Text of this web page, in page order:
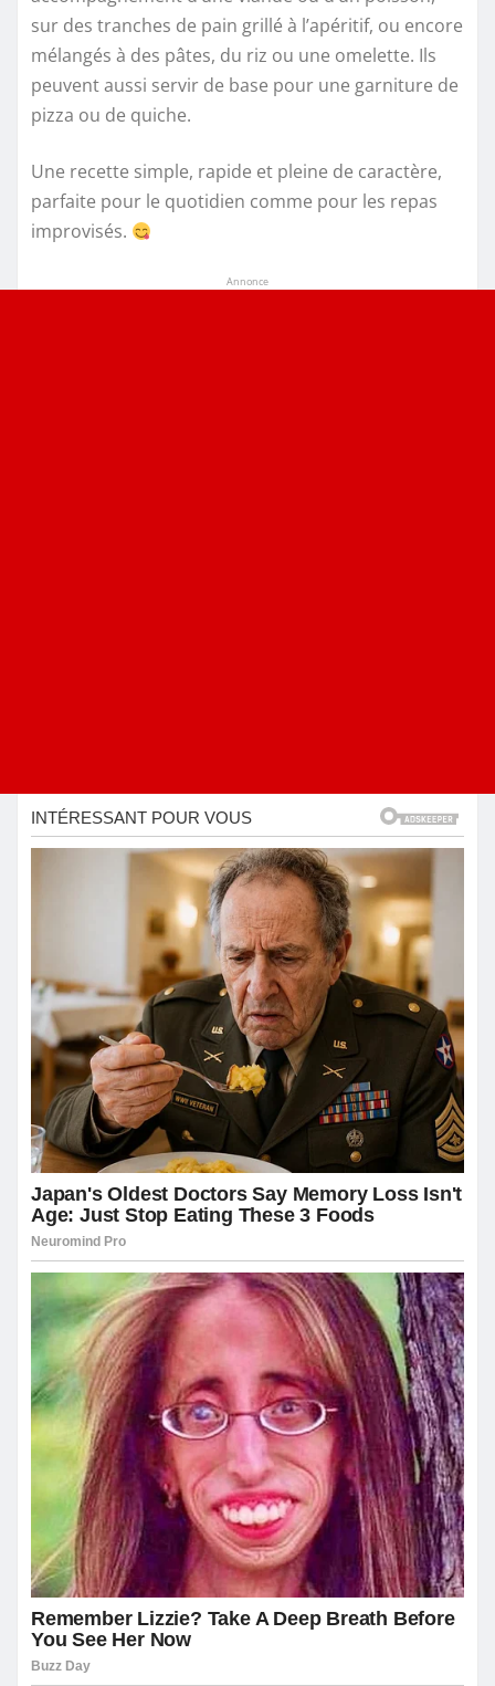
sur des tranches de pain grillé à l’apéritif, ou encore
mélangés à des pâtes, du riz ou une omelette. Ils
peuvent aussi servir de base pour une garniture de
pizza ou de quiche.
Une recette simple, rapide et pleine de caractère,
parfaite pour le quotidien comme pour les repas
improvisés.
Annonce